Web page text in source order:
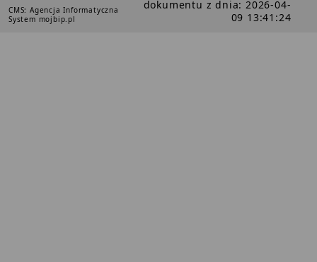
CMS: Agencja Informatyczna
System mojbip.pl
dokumentu z dnia: 2026-04-
09 13:41:24